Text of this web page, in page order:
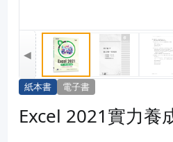
◀
紙本書 電子書
Excel 2021實力養